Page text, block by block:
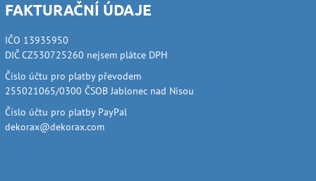
FAKTURAČNÍ ÚDAJE
IČO 13935950
DIČ CZ530725260 nejsem plátce DPH
Číslo účtu pro platby převodem
255021065/0300 ČSOB Jablonec nad Nisou
Číslo účtu pro platby PayPal
dekorax@dekorax.com